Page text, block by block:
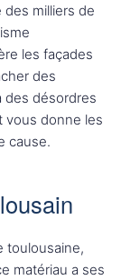
des milliers de
les façades
des
des désordres
vous donne les
cause.
toulousaine,
matériau a ses